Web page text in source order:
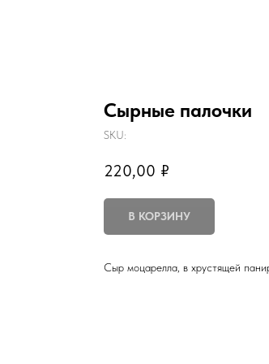
Сырные палочки
SKU:
220,00 ₽
В КОРЗИНУ
Сыр моцарелла, в хрустящей